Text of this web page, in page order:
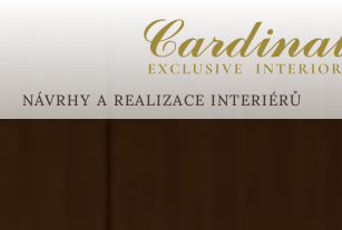
NÁVRHY A REALIZACE INTERIÉRŮ